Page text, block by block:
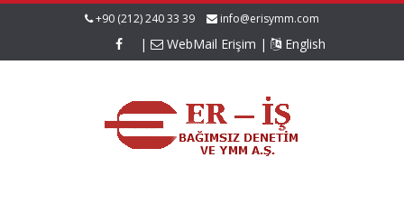
+90 (212) 240 33 39 info@erisymm.com
| WebMail Erişim | English